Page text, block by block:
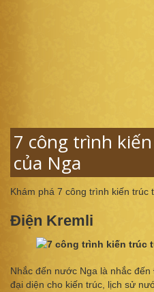
7 công trình
của Nga
Khám phá 7 công trình kiến trúc
Điện Kremli
Nhắc đến nước Nga là nhắc
đại diện cho kiến trúc, lịch sử